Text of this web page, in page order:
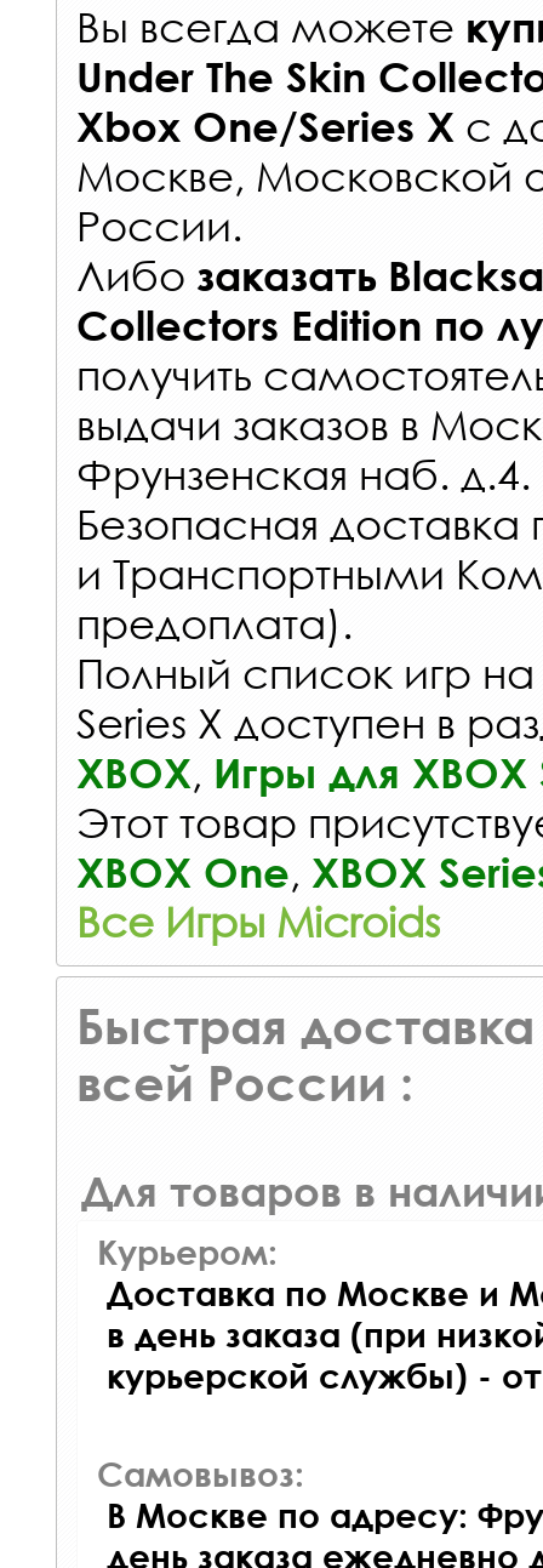
Вы всегда можете
Under The Skin
Xbox One/Series X с
Москве, Московской
России.
Либо заказать
Collectors Edition по
получить
выдачи заказов в
Фрунзенская наб. д.4.
Безопасная
и Транспортными
предоплата).
Полный список игр на
Series X доступен в
XBOX, Игры для XBOX
Этот товар
XBOX One, XBOX
Все Игры Microids
Быстрая доставка
всей России :
Для товаров в
Курьером:
Доставка по Москве и
в день заказа (при
курьерской службы) -
Самовывоз:
В Москве по адресу:
день заказа ежедневно